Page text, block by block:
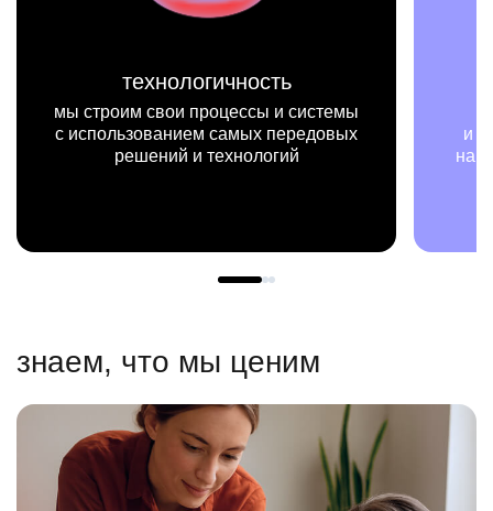
миссия
мы на конкретных цифрах
и примерах видим, как результаты
нашей работы меняют жизни людей
знаем, что мы ценим